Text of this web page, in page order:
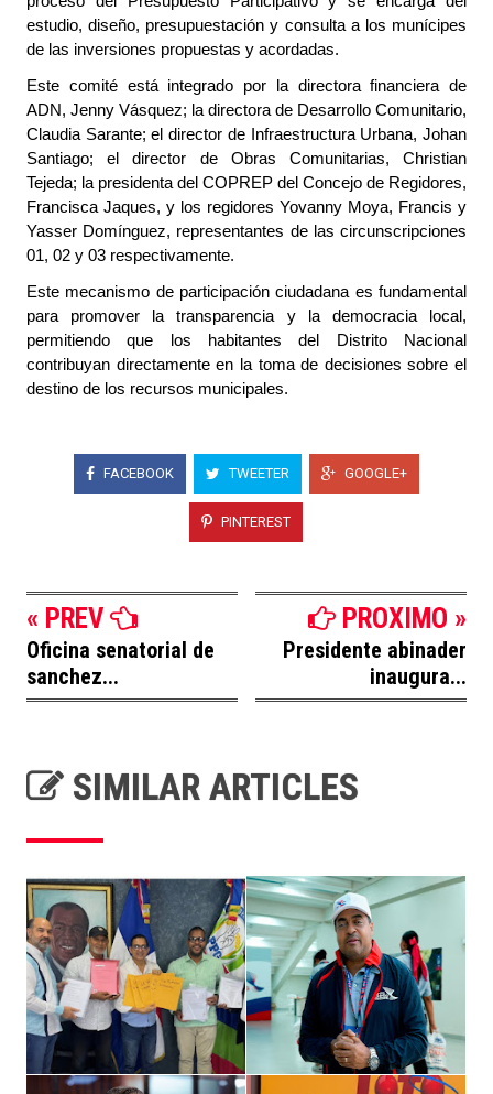
estudio, diseño, presupuestación y consulta a los munícipes
de las inversiones propuestas y acordadas.
Este comité está integrado por la directora financiera de
ADN, Jenny Vásquez; la directora de Desarrollo Comunitario,
Claudia Sarante; el director de Infraestructura Urbana, Johan
Santiago; el director de Obras Comunitarias, Christian
Tejeda; la presidenta del COPREP del Concejo de Regidores,
Francisca Jaques, y los regidores Yovanny Moya, Francis y
Yasser Domínguez, representantes de las circunscripciones
01, 02 y 03 respectivamente.
Este mecanismo de participación ciudadana es fundamental
para promover la transparencia y la democracia local,
permitiendo que los habitantes del Distrito Nacional
contribuyan directamente en la toma de decisiones sobre el
destino de los recursos municipales.
FACEBOOK TWEETER GOOGLE+
PINTEREST
« PREV
Oficina senatorial de
sanchez...
PROXIMO »
Presidente abinader
inaugura...
SIMILAR ARTICLES